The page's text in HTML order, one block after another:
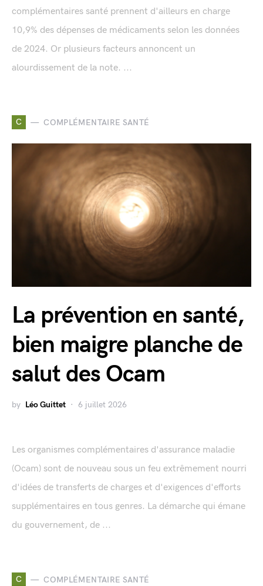
complémentaires santé prennent d'ailleurs en charge
10,9% des dépenses de médicaments selon les données
de 2024. Or plusieurs facteurs annoncent un
alourdissement de la note. ...
C COMPLÉMENTAIRE SANTÉ
La prévention en santé,
bien maigre planche de
salut des Ocam
by Léo Guittet 6 juillet 2026
Les organismes complémentaires d'assurance maladie
(Ocam) sont de nouveau sous un feu extrêmement nourri
d'idées de transferts de charges et d'exigences d'efforts
supplémentaires en tous genres. La démarche qui émane
du gouvernement, de ...
C COMPLÉMENTAIRE SANTÉ